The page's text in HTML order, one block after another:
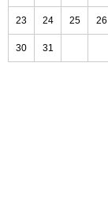
23 24 25 26
30 31